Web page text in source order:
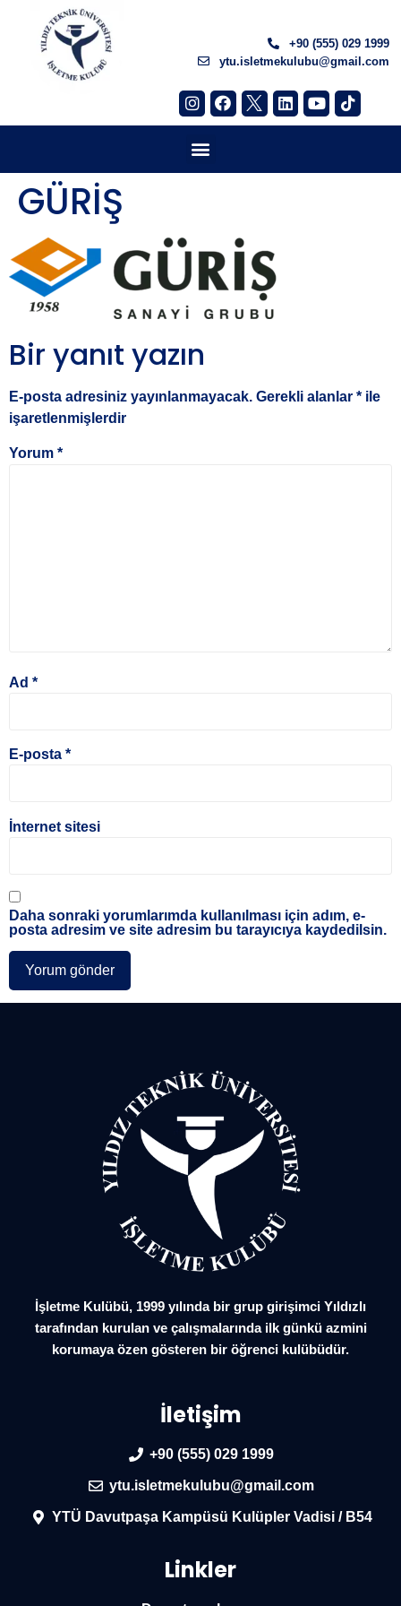
+90 (555) 029 1999
ytu.isletmekulubu@gmail.com
GÜRİŞ
Bir yanıt yazın
E-posta adresiniz yayınlanmayacak. Gerekli alanlar * ile
işaretlenmişlerdir
Yorum *
Ad *
E-posta *
İnternet sitesi
Daha sonraki yorumlarımda kullanılması için adım, e-
posta adresim ve site adresim bu tarayıcıya kaydedilsin.
İşletme Kulübü, 1999 yılında bir grup girişimci Yıldızlı
tarafından kurulan ve çalışmalarında ilk günkü azmini
korumaya özen gösteren bir öğrenci kulübüdür.
İletişim
+90 (555) 029 1999
ytu.isletmekulubu@gmail.com
YTÜ Davutpaşa Kampüsü Kulüpler Vadisi / B54
Linkler